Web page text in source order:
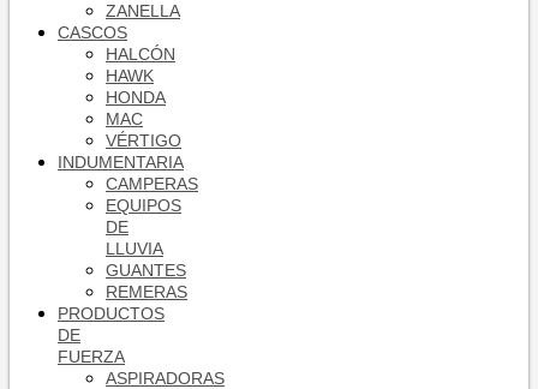
ZANELLA
CASCOS
HALCÓN
HAWK
HONDA
MAC
VÉRTIGO
INDUMENTARIA
CAMPERAS
EQUIPOS
DE
LLUVIA
GUANTES
REMERAS
PRODUCTOS
DE
FUERZA
ASPIRADORAS